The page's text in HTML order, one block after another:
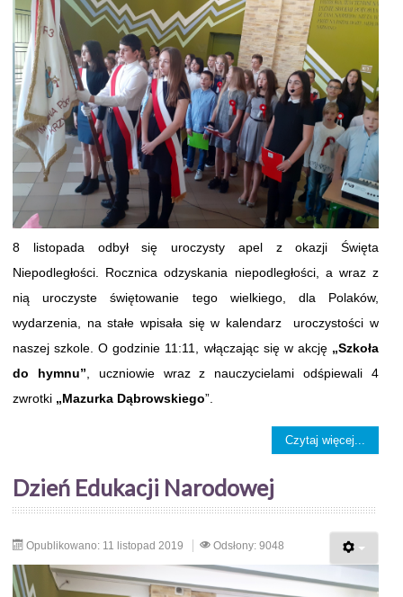
8 listopada odbył się uroczysty apel z okazji Święta
Niepodległości. Rocznica odzyskania niepodległości, a wraz z
nią uroczyste świętowanie tego wielkiego, dla Polaków,
wydarzenia, na stałe wpisała się w kalendarz uroczystości w
naszej szkole. O godzinie 11:11, włączając się w akcję „Szkoła
do hymnu” , uczniowie wraz z nauczycielami odśpiewali 4
zwrotki „Mazurka Dąbrowskiego”.
Czytaj więcej...
Dzień Edukacji Narodowej
Opublikowano: 11 listopad 2019 Odsłony: 9048